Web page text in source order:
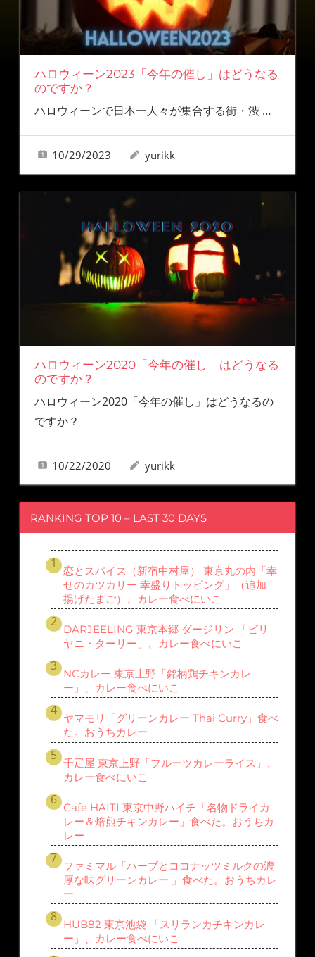
ハロウィーン2023「今年の催し」はどうなる
のですか？
ハロウィーンで日本一人々が集合する街・渋 …
10/29/2023 yurikk
ハロウィーン2020「今年の催し」はどうなる
のですか？
ハロウィーン2020「今年の催し」はどうなるの
ですか？
10/22/2020 yurikk
RANKING TOP 10 – LAST 30 DAYS
恋とスパイス（新宿中村屋） 東京丸の内「幸
せのカツカリー 幸盛りトッピング」（追加
揚げたまご）、カレー食べにいこ
DARJEELING 東京本郷 ダージリン 「ビリ
ヤニ・ターリー」、カレー食べにいこ
NCカレー 東京上野「銘柄鶏チキンカレ
ー」、カレー食べにいこ
ヤマモリ「グリーンカレー Thai Curry」食べ
た。おうちカレー
千疋屋 東京上野「フルーツカレーライス」、
カレー食べにいこ
Cafe HAITI 東京中野ハイチ「名物ドライカ
レー＆焙煎チキンカレー」食べた。おうちカ
レー
ファミマル「ハーブとココナッツミルクの濃
厚な味グリーンカレー 」食べた。おうちカレ
ー
HUB82 東京池袋 「スリランカチキンカレ
ー」、カレー食べにいこ